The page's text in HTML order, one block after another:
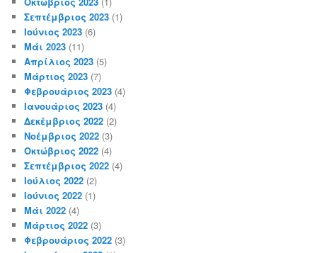
Σεπτέμβριος 2023 (1)
Ιούνιος 2023 (6)
Μάι 2023 (11)
Απρίλιος 2023 (5)
Μάρτιος 2023 (7)
Φεβρουάριος 2023 (4)
Ιανουάριος 2023 (4)
Δεκέμβριος 2022 (2)
Νοέμβριος 2022 (3)
Οκτώβριος 2022 (4)
Σεπτέμβριος 2022 (4)
Ιούλιος 2022 (2)
Ιούνιος 2022 (1)
Μάι 2022 (4)
Μάρτιος 2022 (3)
Φεβρουάριος 2022 (3)